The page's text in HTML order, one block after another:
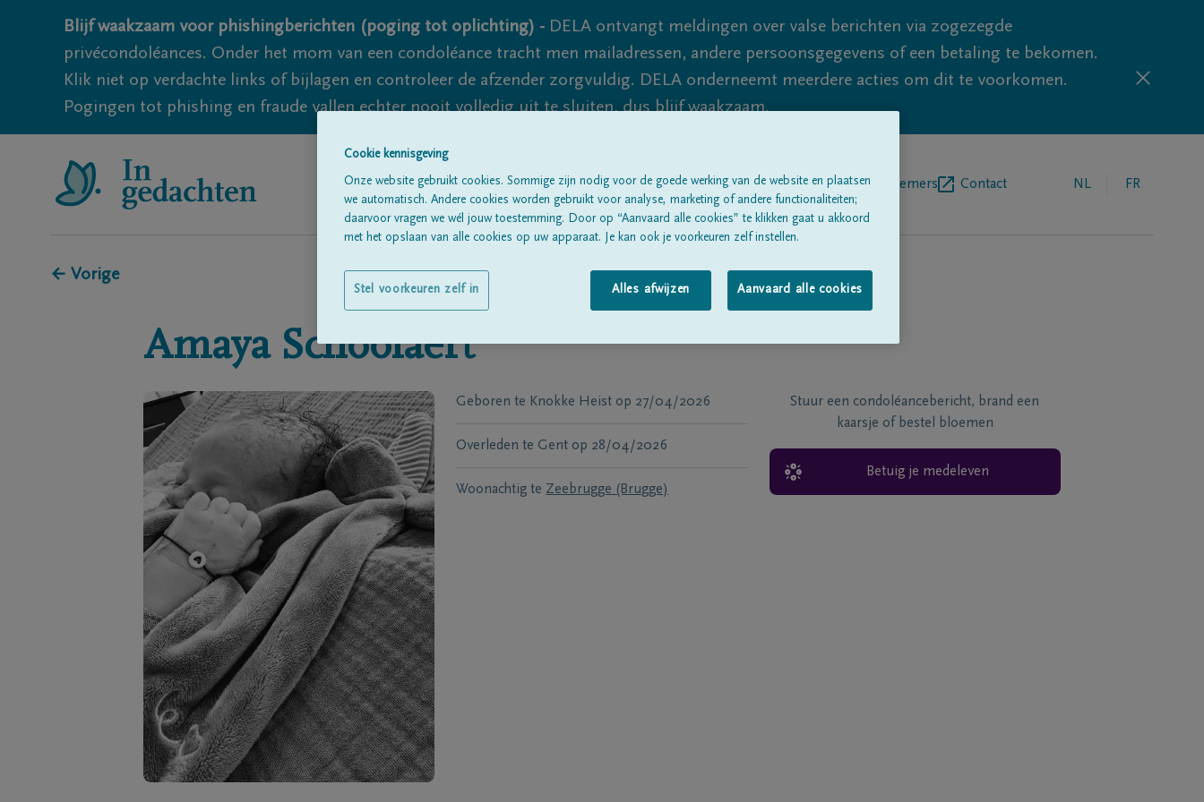
Blijf waakzaam voor phishingberichten (poging tot oplichting) - DELA ontvangt meldingen over valse berichten via zogezegde
privécondoléances. Onder het mom van een condoléance tracht men mailadressen, andere persoonsgegevens of een betaling te bekomen.
Klik niet op verdachte links of bijlagen en controleer de afzender zorgvuldig. DELA onderneemt meerdere acties om dit te voorkomen.
Pogingen tot phishing en fraude vallen echter nooit volledig uit te sluiten, dus blijf waakzaam.
Alle rouwberichtenOver onsBegrafenisondernemers Contact NL FR
← Vorige
Amaya Schoolaert
Geboren te Knokke Heist op 27/04/2026
Overleden te Gent op 28/04/2026
Woonachtig te Zeebrugge (Brugge)
Stuur een condoléancebericht, brand een
kaarsje of bestel bloemen
Betuig je medeleven
Cookie kennisgeving
Onze website gebruikt cookies. Sommige zijn nodig voor de goede werking van de website en plaatsen
we automatisch. Andere cookies worden gebruikt voor analyse, marketing of andere functionaliteiten;
daarvoor vragen we wél jouw toestemming. Door op “Aanvaard alle cookies” te klikken gaat u akkoord
met het opslaan van alle cookies op uw apparaat. Je kan ook je voorkeuren zelf instellen.
Alles afwijzen Aanvaard alle cookies
Stel voorkeuren zelf in